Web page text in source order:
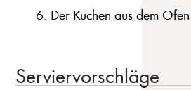
Der Kuchen aus dem
Serviervorschläge